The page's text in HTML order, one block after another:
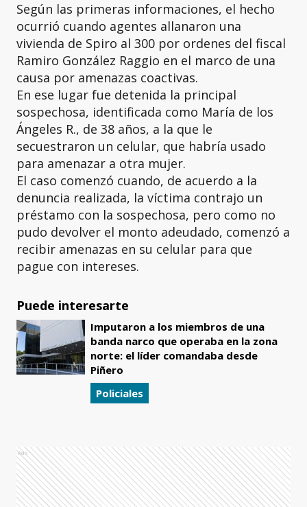
Según las primeras informaciones, el hecho
ocurrió cuando agentes allanaron una
vivienda de Spiro al 300 por ordenes del fiscal
Ramiro González Raggio en el marco de una
causa por amenazas coactivas.
En ese lugar fue detenida la principal
sospechosa, identificada como María de los
Ángeles R., de 38 años, a la que le
secuestraron un celular, que habría usado
para amenazar a otra mujer.
El caso comenzó cuando, de acuerdo a la
denuncia realizada, la víctima contrajo un
préstamo con la sospechosa, pero como no
pudo devolver el monto adeudado, comenzó a
recibir amenazas en su celular para que
pague con intereses.
Puede interesarte
Imputaron a los miembros de una
banda narco que operaba en la zona
norte: el líder comandaba desde
Piñero
Policiales
Ads